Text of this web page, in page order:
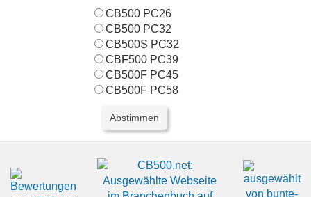
CB500 PC26
CB500 PC32
CB500S PC32
CBF500 PC39
CB500F PC45
CB500F PC58